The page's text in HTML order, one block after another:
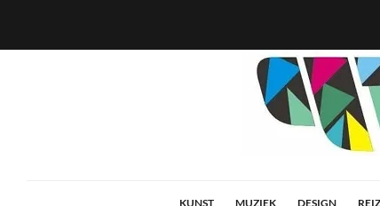
KUNST MUZIEK DESIGN